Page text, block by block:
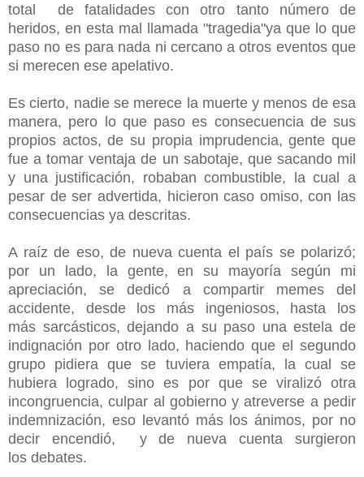
total de fatalidades con otro tanto número de
heridos, en esta mal llamada "tragedia"ya que lo que
paso no es para nada ni cercano a otros eventos que
si merecen ese apelativo.
Es cierto, nadie se merece la muerte y menos de esa
manera, pero lo que paso es consecuencia de sus
propios actos, de su propia imprudencia, gente que
fue a tomar ventaja de un sabotaje, que sacando mil
y una justificación, robaban combustible, la cual a
pesar de ser advertida, hicieron caso omiso, con las
consecuencias ya descritas.
A raíz de eso, de nueva cuenta el país se polarizó;
por un lado, la gente, en su mayoría según mi
apreciación, se dedicó a compartir memes del
accidente, desde los más ingeniosos, hasta los
más sarcásticos, dejando a su paso una estela de
indignación por otro lado, haciendo que el segundo
grupo pidiera que se tuviera empatía, la cual se
hubiera logrado, sino es por que se viralizó otra
incongruencia, culpar al gobierno y atreverse a pedir
indemnización, eso levantó más los ánimos, por no
decir encendió, y de nueva cuenta surgieron
los debates.